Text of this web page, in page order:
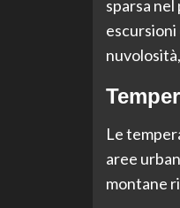
sparsa
Le
aree
montane